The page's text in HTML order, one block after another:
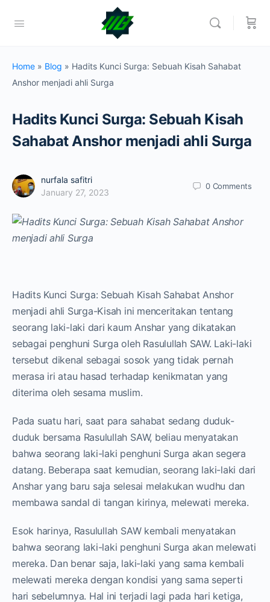
Home » Blog » Hadits Kunci Surga: Sebuah Kisah Sahabat
Anshor menjadi ahli Surga
Hadits Kunci Surga: Sebuah Kisah
Sahabat Anshor menjadi ahli Surga
nurfala safitri
January 27, 2023
0 Comments
Hadits Kunci Surga: Sebuah Kisah Sahabat Anshor
menjadi ahli Surga-Kisah ini menceritakan tentang
seorang laki-laki dari kaum Anshar yang dikatakan
sebagai penghuni Surga oleh Rasulullah SAW. Laki-laki
tersebut dikenal sebagai sosok yang tidak pernah
merasa iri atau hasad terhadap kenikmatan yang
diterima oleh sesama muslim.
Pada suatu hari, saat para sahabat sedang duduk-
duduk bersama Rasulullah SAW, beliau menyatakan
bahwa seorang laki-laki penghuni Surga akan segera
datang. Beberapa saat kemudian, seorang laki-laki dari
Anshar yang baru saja selesai melakukan wudhu dan
membawa sandal di tangan kirinya, melewati mereka.
Esok harinya, Rasulullah SAW kembali menyatakan
bahwa seorang laki-laki penghuni Surga akan melewati
mereka. Dan benar saja, laki-laki yang sama kembali
melewati mereka dengan kondisi yang sama seperti
hari sebelumnya. Hal ini terjadi lagi pada hari ketiga,